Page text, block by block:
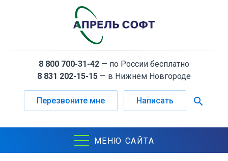
8 800 700-31-42 — по России бесплатно
8 831 202-15-15 — в Нижнем Новгороде
Перезвоните мне Написать search
МЕНЮ САЙТА